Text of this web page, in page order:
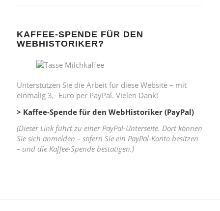
KAFFEE-SPENDE FÜR DEN
WEBHISTORIKER?
Unterstützen Sie die Arbeit für diese Website – mit
einmalig 3,- Euro per PayPal. Vielen Dank!
> Kaffee-Spende für den WebHistoriker (PayPal)
(Dieser Link führt zu einer PayPal-Unterseite. Dort können
Sie sich anmelden – sofern Sie ein PayPal-Konto besitzen
– und die Kaffee-Spende bestätigen.)